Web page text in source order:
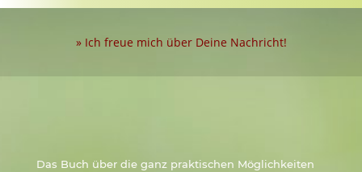
» Ich freue mich über Deine Nachricht!
Das Buch über die ganz praktischen Möglichkeiten